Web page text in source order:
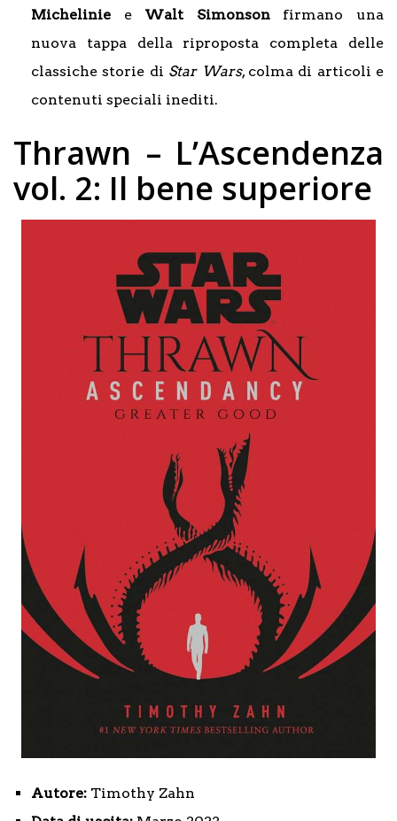
Michelinie e Walt Simonson firmano una
nuova tappa della riproposta completa delle
classiche storie di Star Wars, colma di articoli e
contenuti speciali inediti.
Thrawn – L’Ascendenza
vol. 2: Il bene superiore
Autore: Timothy Zahn